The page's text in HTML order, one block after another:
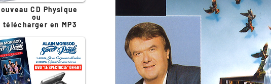
CD Physique
ou
télécharger en MP3